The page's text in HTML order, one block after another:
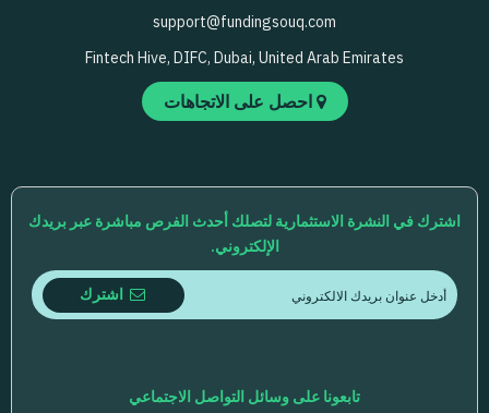
support@fundingsouq.com
Fintech Hive, DIFC, Dubai, United Arab Emirates
احصل على الاتجاهات
اشترك في النشرة الاستثمارية لتصلك أحدث الفرص مباشرة عبر بريدك
الإلكتروني.
اشترك
تابعونا على وسائل التواصل الاجتماعي